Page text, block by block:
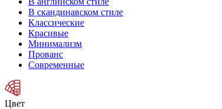
В скандинавском стиле
Классические
Красивые
Минимализм
Прованс
Современные
Цвет